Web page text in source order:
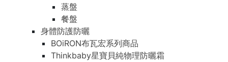
蒸盤
餐盤
身體防護防曬
BOiRON布瓦宏系列商品
Thinkbaby星寶貝純物理防曬霜